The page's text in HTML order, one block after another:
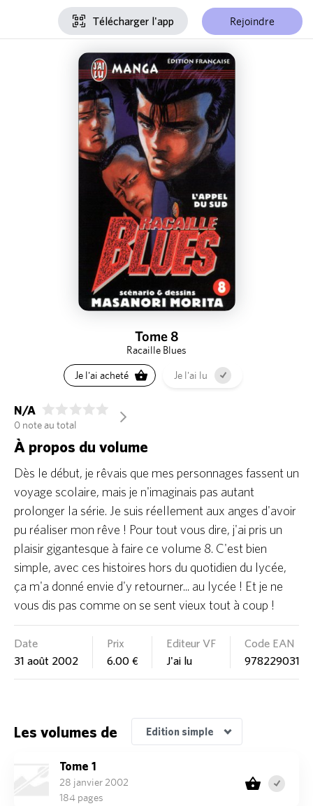
Télécharger l'app Rejoindre
Tome 8
Racaille Blues
Je l'ai acheté Je l'ai lu
N/A
0 note au total
arrow_forward_ios
À propos du volume
Dès le début, je rêvais que mes personnages fassent un
voyage scolaire, mais je n'imaginais pas autant
prolonger la série. Je suis réellement aux anges d'avoir
pu réaliser mon rêve ! Pour tout vous dire, j'ai pris un
plaisir gigantesque à faire ce volume 8. C'est bien
simple, avec ces histoires hors du quotidien du lycée,
ça m'a donné envie d'y retourner... au lycée ! Et je ne
vous dis pas comme on se sent vieux tout à coup !
Date
31 août 2002
Prix
6.00 €
Editeur VF
J'ai lu
Code EAN
Les volumes de Edition simple
Tome 1
28 janvier 2002
184 pages